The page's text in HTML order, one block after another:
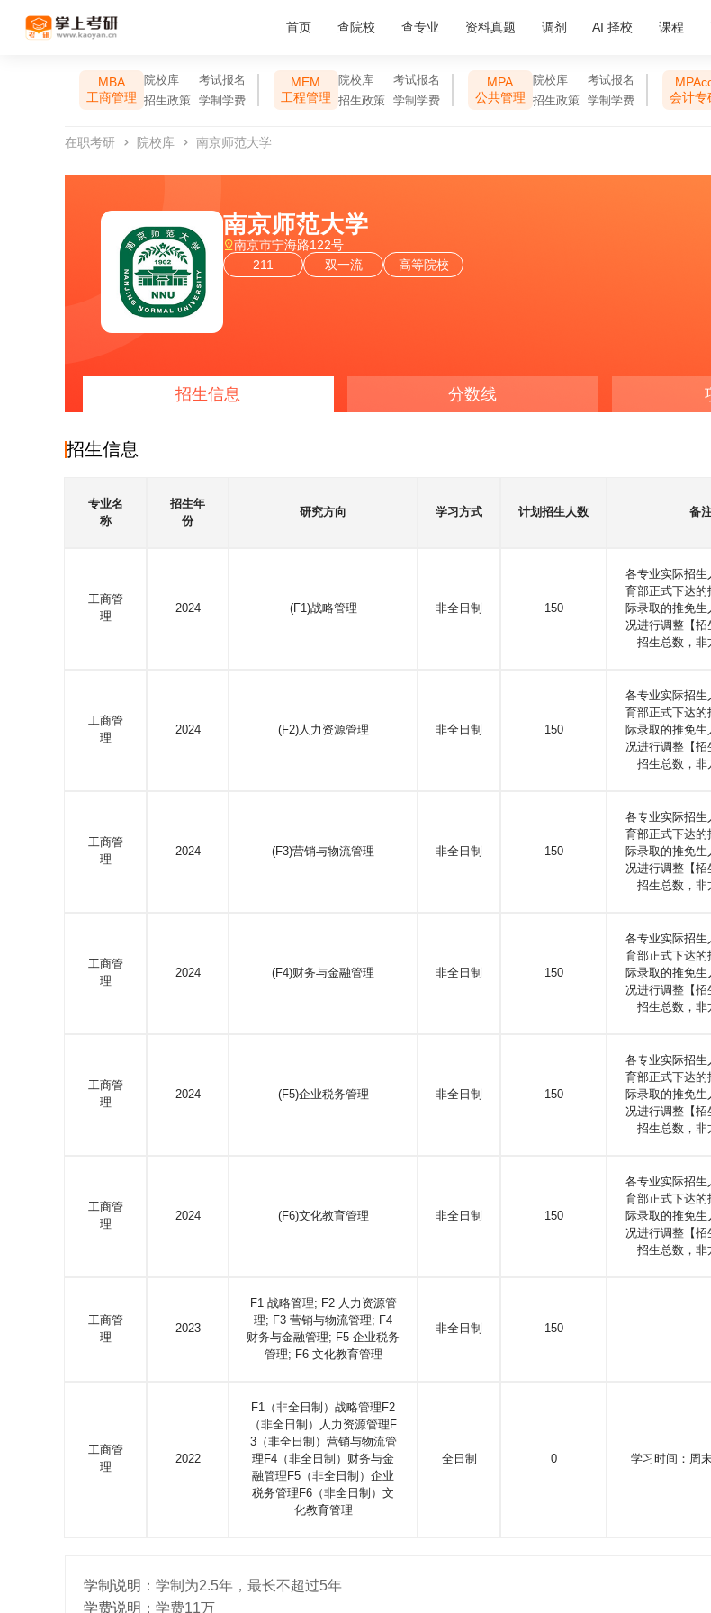
首页 查院校 查专业 资料真题 调剂 AI 择校 课程
MBA
工商管理
院校库
考试报名
招生政策
学制学费
MEM
工程管理
院校库
考试报名
招生政策
学制学费
MPA
公共管理
院校库
考试报名
招生政策
学制学费
会计专
在职考研 院校库 南京师范大学
南京师范大学
南京市宁海路122号
211
双一流 高等院校
招生信息 分数线
招生信息
专业名
称
招生年
份
研究方向 学习方式 计划招生人数 备
工商管
理
2024 (F1)战略管理 非全日制 150
各专业实际招生
育部正式下达的
际录取的推免
况进行调整【招
招生总数，非
工商管
理
2024 (F2)人力资源管理 非全日制 150
各专业实际招生
育部正式下达的
际录取的推免
况进行调整【招
招生总数，非
工商管
理
2024 (F3)营销与物流管理 非全日制 150
各专业实际招生
育部正式下达的
际录取的推免
况进行调整【招
招生总数，非
工商管
理
2024 (F4)财务与金融管理 非全日制 150
各专业实际招生
育部正式下达的
际录取的推免
况进行调整【招
招生总数，非
工商管
理
2024 (F5)企业税务管理 非全日制 150
各专业实际招生
育部正式下达的
际录取的推免
况进行调整【招
招生总数，非
工商管
理
2024 (F6)文化教育管理 非全日制 150
各专业实际招生
育部正式下达的
际录取的推免
况进行调整【招
招生总数，非
工商管
理
2023
F1 战略管理; F2 人力资源管
理; F3 营销与物流管理; F4
财务与金融管理; F5 企业税务
管理; F6 文化教育管理
非全日制 150
工商管
理
2022
F1（非全日制）战略管理F2
（非全日制）人力资源管理F
3（非全日制）营销与物流管
理F4（非全日制）财务与金
融管理F5（非全日制）企业
税务管理F6（非全日制）文
化教育管理
全日制 0 学习时间：周
学制说明： 学制为2.5年，最长不超过5年
学费说明： 学费11万